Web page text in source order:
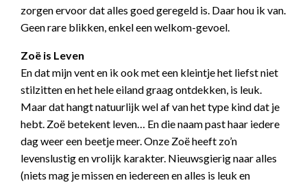
zorgen ervoor dat alles goed geregeld is. Daar hou ik van.
Geen rare blikken, enkel een welkom-gevoel.
Zoë is Leven
En dat mijn vent en ik ook met een kleintje het liefst niet
stilzitten en het hele eiland graag ontdekken, is leuk.
Maar dat hangt natuurlijk wel af van het type kind dat je
hebt. Zoë betekent leven… En die naam past haar iedere
dag weer een beetje meer. Onze Zoë heeft zo’n
levenslustig en vrolijk karakter. Nieuwsgierig naar alles
(niets mag je missen en iedereen en alles is leuk en